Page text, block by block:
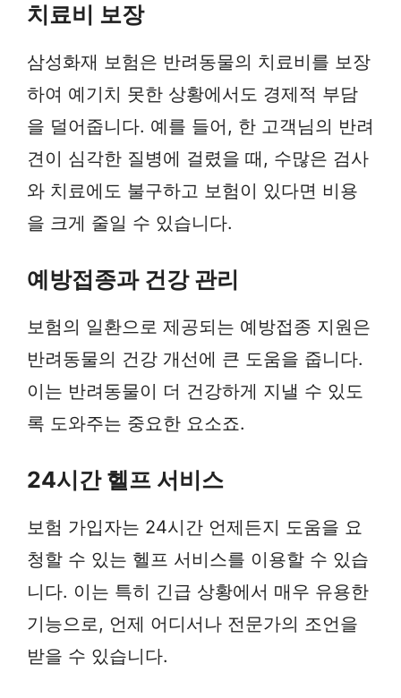
치료비 보장
삼성화재 보험은 반려동물의 치료비를 보장
하여 예기치 못한 상황에서도 경제적 부담
을 덜어줍니다. 예를 들어, 한 고객님의 반려
견이 심각한 질병에 걸렸을 때, 수많은 검사
와 치료에도 불구하고 보험이 있다면 비용
을 크게 줄일 수 있습니다.
예방접종과 건강 관리
보험의 일환으로 제공되는 예방접종 지원은
반려동물의 건강 개선에 큰 도움을 줍니다.
이는 반려동물이 더 건강하게 지낼 수 있도
록 도와주는 중요한 요소죠.
24시간 헬프 서비스
보험 가입자는 24시간 언제든지 도움을 요
청할 수 있는 헬프 서비스를 이용할 수 있습
니다. 이는 특히 긴급 상황에서 매우 유용한
기능으로, 언제 어디서나 전문가의 조언을
받을 수 있습니다.